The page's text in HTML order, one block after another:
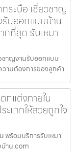
ระบือ เชี่ยวชาญ
บออกแบบบ้าน
กที่สุด รับเหมา
ชาญงานรับออกแบบ
ามต้องการของลูกค้า
กแต่งภายใน
เภทให้สวยถูกใจ
พร้อมบริการรับเหมา
บ้าน.com